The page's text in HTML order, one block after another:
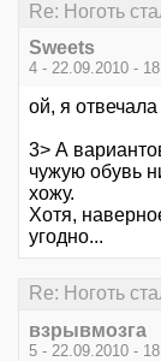
Re: Ноготь
Sweets
4 - 22.09.2010 -
ой, я
3> А
чужую обувь
хожу.
Хотя,
угодно...
Re: Ноготь
взрывмозга
5 - 22.09.2010 -